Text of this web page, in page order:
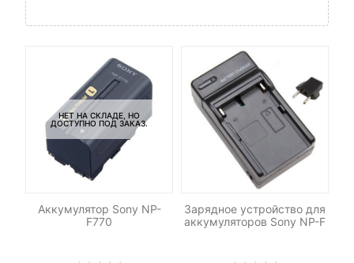
НЕТ НА СКЛАДЕ, НО
ДОСТУПНО ПОД ЗАКАЗ.
Аккумулятор Sony NP-
F770
Зарядное устройство для
аккумуляторов Sony NP-F